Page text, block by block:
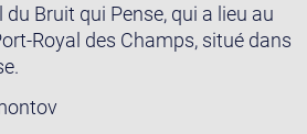
Bruit qui Pense, qui a lieu au
Royal des Champs, situé dans